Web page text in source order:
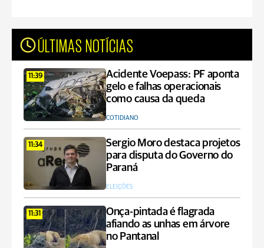
ÚLTIMAS NOTÍCIAS
11:39
Acidente Voepass: PF aponta
gelo e falhas operacionais
como causa da queda
COTIDIANO
11:34
Sergio Moro destaca projetos
para disputa do Governo do
Paraná
ELEIÇÕES
11:31
Onça-pintada é flagrada
afiando as unhas em árvore
no Pantanal